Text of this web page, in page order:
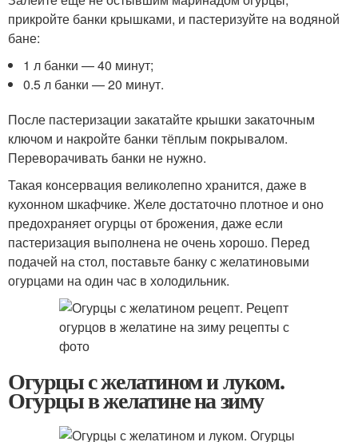
прикройте банки крышками, и пастеризуйте на водяной
бане:
1 л банки — 40 минут;
0.5 л банки — 20 минут.
После пастеризации закатайте крышки закаточным
ключом и накройте банки тёплым покрывалом.
Переворачивать банки не нужно.
Такая консервация великолепно хранится, даже в
кухонном шкафчике. Желе достаточно плотное и оно
предохраняет огурцы от брожения, даже если
пастеризация выполнена не очень хорошо. Перед
подачей на стол, поставьте банку с желатиновыми
огурцами на один час в холодильник.
Огурцы с желатином и луком.
Огурцы в желатине на зиму